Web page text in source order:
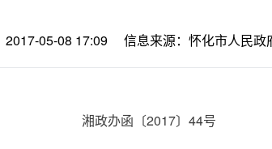
2017-05-08 17:09 信息来源：怀化市人民政
湘政办函〔2017〕44号